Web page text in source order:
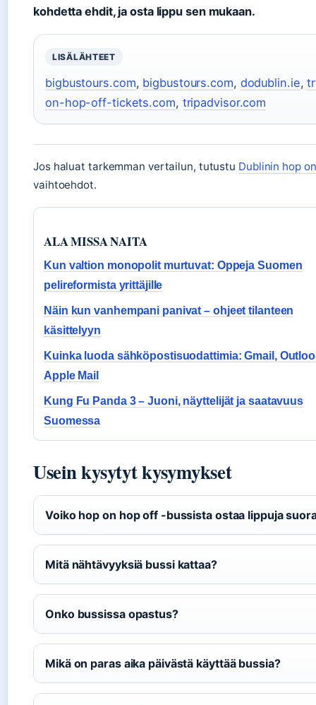
kohdetta ehdit, ja osta lippu sen mukaan.
LISÄLÄHTEET
bigbustours.com, bigbustours.com, dodublin.ie,
on-hop-off-tickets.com, tripadvisor.com
Jos haluat tarkemman vertailun, tutustu Dublinin hop
vaihtoehdot.
ALA MISSA NAITA
Kun valtion monopolit murtuvat: Oppeja Suomen
pelireformista yrittäjille
Näin kun vanhempani panivat – ohjeet tilanteen
käsittelyyn
Kuinka luoda sähköpostisuodattimia: Gmail,
Apple Mail
Kung Fu Panda 3 – Juoni, näyttelijät ja saatavuus
Suomessa
Usein kysytyt kysymykset
Voiko hop on hop off -bussista ostaa lippuja
Mitä nähtävyyksiä bussi kattaa?
Onko bussissa opastus?
Mikä on paras aika päivästä käyttää bussia?